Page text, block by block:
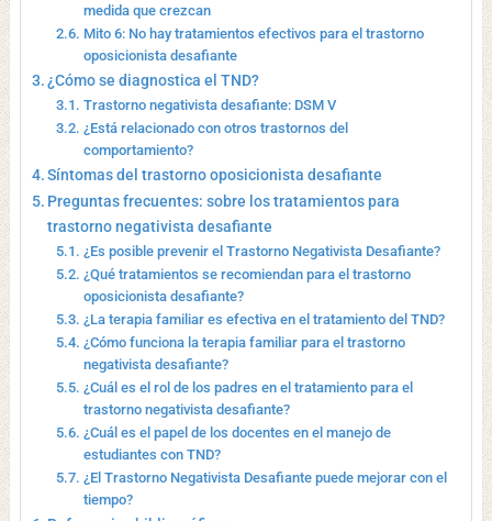
medida que crezcan
Mito 6: No hay tratamientos efectivos para el trastorno
oposicionista desafiante
¿Cómo se diagnostica el TND?
Trastorno negativista desafiante: DSM V
¿Está relacionado con otros trastornos del
comportamiento?
Síntomas del trastorno oposicionista desafiante
Preguntas frecuentes: sobre los tratamientos para
trastorno negativista desafiante
¿Es posible prevenir el Trastorno Negativista Desafiante?
¿Qué tratamientos se recomiendan para el trastorno
oposicionista desafiante?
¿La terapia familiar es efectiva en el tratamiento del TND?
¿Cómo funciona la terapia familiar para el trastorno
negativista desafiante?
¿Cuál es el rol de los padres en el tratamiento para el
trastorno negativista desafiante?
¿Cuál es el papel de los docentes en el manejo de
estudiantes con TND?
¿El Trastorno Negativista Desafiante puede mejorar con el
tiempo?